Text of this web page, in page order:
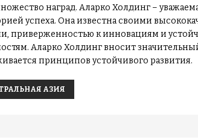
наград. Аларко Холдинг –
успеха. Она известна своими
приверженностью к инновациям и
Аларко Холдинг вносит
принципов устойчивого развития.
АЗИЯ